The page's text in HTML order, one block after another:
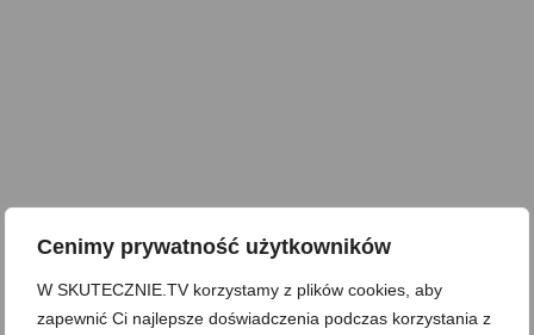
Cenimy prywatność użytkowników
W SKUTECZNIE.TV korzystamy z plików cookies, aby
zapewnić Ci najlepsze doświadczenia podczas korzystania z